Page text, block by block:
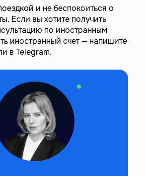
и не беспокоиться о
Если вы хотите получить
по иностранным
иностранный счет — напишите
в Telegram.